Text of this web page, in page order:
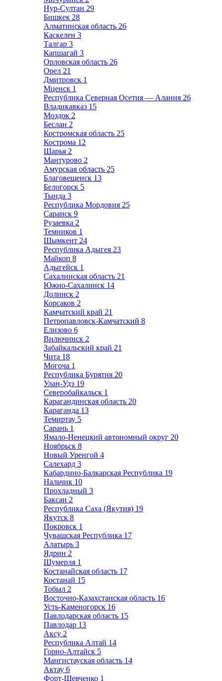
Нур-Султан 29
Бишкек 28
Алматинская область 26
Каскелен 3
Талгар 3
Капшагай 3
Орловская область 26
Орел 21
Дмитровск 1
Мценск 1
Республика Северная Осетия — Алания 26
Владикавказ 15
Моздок 2
Беслан 2
Костромская область 25
Кострома 12
Шарья 2
Мантурово 2
Амурская область 25
Благовещенск 13
Белогорск 5
Тында 3
Республика Мордовия 25
Саранск 9
Рузаевка 2
Темников 1
Шымкент 24
Республика Адыгея 23
Майкоп 8
Адыгейск 1
Сахалинская область 21
Южно-Сахалинск 14
Долинск 2
Корсаков 2
Камчатский край 21
Петропавловск-Камчатский 8
Елизово 6
Вилючинск 2
Забайкальский край 21
Чита 18
Могоча 1
Республика Бурятия 20
Улан-Удэ 19
Северобайкальск 1
Карагандинская область 20
Караганда 13
Темиртау 5
Сарань 1
Ямало-Ненецкий автономный округ 20
Ноябрьск 8
Новый Уренгой 4
Салехард 3
Кабардино-Балкарская Республика 19
Нальчик 10
Прохладный 3
Баксан 2
Республика Саха (Якутия) 19
Якутск 8
Покровск 1
Чувашская Республика 17
Алатырь 3
Ядрин 2
Шумерля 1
Костанайская область 17
Костанай 15
Тобыл 2
Восточно-Казахстанская область 16
Усть-Каменогорск 16
Павлодарская область 15
Павлодар 13
Аксу 2
Республика Алтай 14
Горно-Алтайск 5
Мангистауская область 14
Актау 6
Форт-Шевченко 1